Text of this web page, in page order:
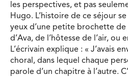
les perspectives, et pas
Hugo. L’histoire de ce séjour
yeux d’une petite brochette de
d’Ava, de l’hôtesse de l’air, ou
L’écrivain explique : « J’avais
choral, dans lequel chaque
parole d’un chapitre à l’autre.